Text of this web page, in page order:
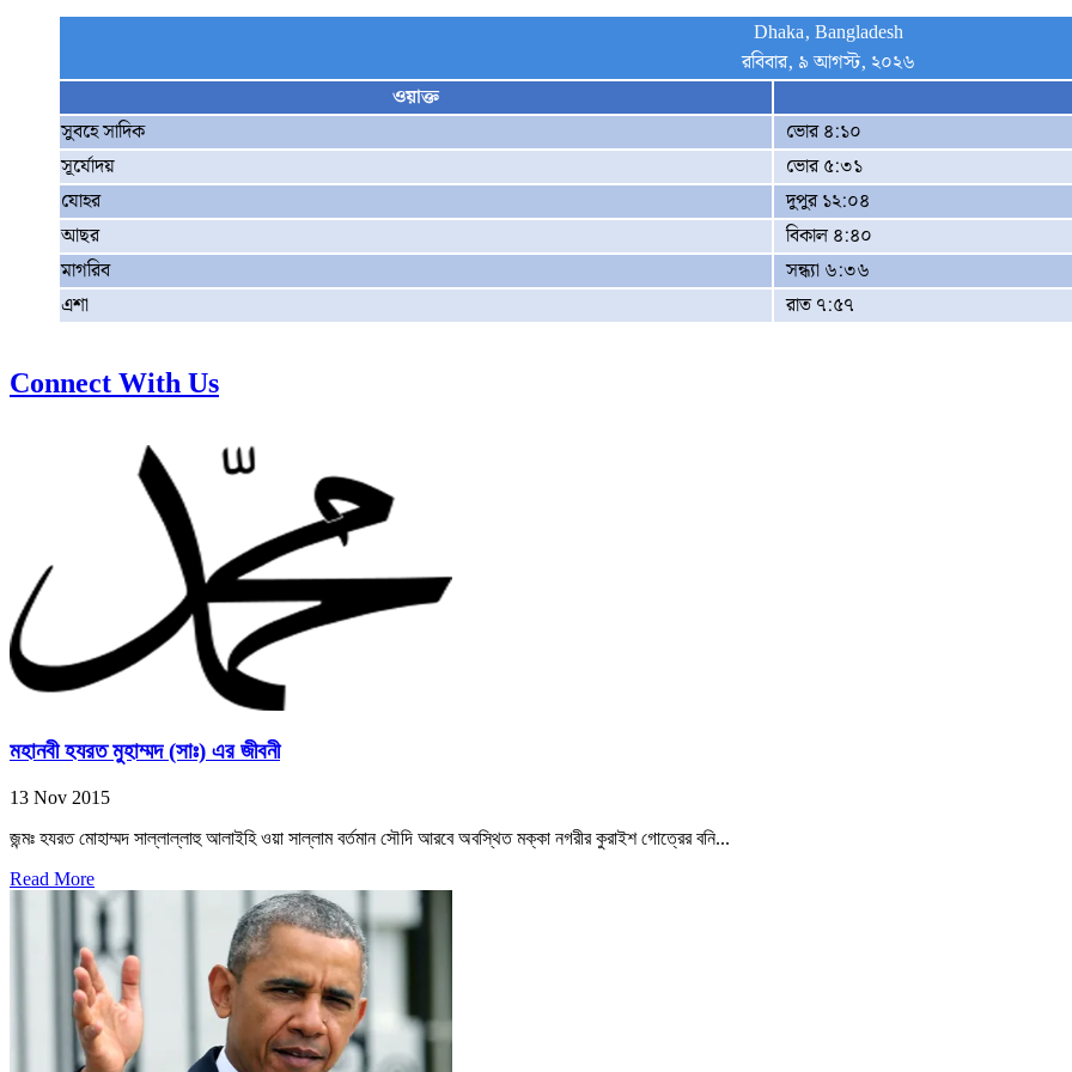
Dhaka, Bangladesh
রবিবার, ৯ আগস্ট, ২০২৬
ওয়াক্ত
সুবহে সাদিক
ভোর ৪:১০
সূর্যোদয়
ভোর ৫:৩১
যোহর
দুপুর ১২:০৪
আছর
বিকাল ৪:৪০
মাগরিব
সন্ধ্যা ৬:৩৬
এশা
রাত ৭:৫৭
Connect With Us
মহানবী হযরত মুহাম্মদ (সাঃ) এর জীবনী
13 Nov 2015
জন্মঃ হযরত মোহাম্মদ সাল্লাল্লাহু আলাইহি ওয়া সাল্লাম বর্তমান সৌদি আরবে অবস্থিত মক্কা নগরীর কুরাইশ গোত্রের বনি...
Read More